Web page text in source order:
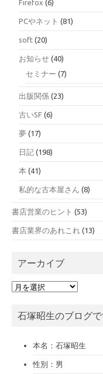
Firefox (6)
PCやネット (81)
soft (20)
お知らせ (40)
セミナー (7)
出版関係 (23)
古いSF (6)
夢 (17)
日記 (198)
本 (41)
私的な古本屋さん (8)
書店営業のヒント (53)
書店業界のあれこれ (13)
アーカイブ
ア
イ石塚昭生のブログ
本名：石塚昭生
性別：男